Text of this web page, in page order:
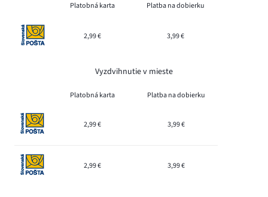
Platobná karta Platba na dobierku
2,99 € 3,99 €
Vyzdvihnutie v mieste
Platobná karta Platba na dobierku
2,99 € 3,99 €
2,99 € 3,99 €